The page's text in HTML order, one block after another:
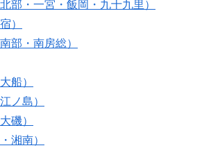
部・一宮・飯岡・九十九里）
）
部・南房総）
船）
ノ島）
磯）
湘南）